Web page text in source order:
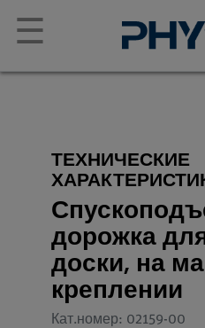
☰
ТЕХНИЧЕСКИЕ
дорожка
доски, на
креплении
Кат.номер: 02159-00